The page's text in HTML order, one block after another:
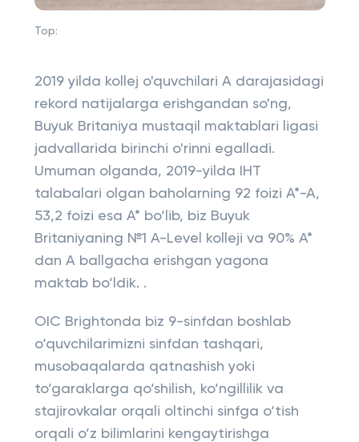
Top:
2019 yilda kollej o'quvchilari A darajasidagi
rekord natijalarga erishgandan so'ng,
Buyuk Britaniya mustaqil maktablari ligasi
jadvallarida birinchi o'rinni egalladi.
Umuman olganda, 2019-yilda IHT
talabalari olgan baholarning 92 foizi A*-A,
53,2 foizi esa A* bo‘lib, biz Buyuk
Britaniyaning №1 A-Level kolleji va 90% A*
dan A ballgacha erishgan yagona
maktab bo‘ldik. .
OIC Brightonda biz 9-sinfdan boshlab
o‘quvchilarimizni sinfdan tashqari,
musobaqalarda qatnashish yoki
to‘garaklarga qo‘shilish, ko‘ngillilik va
stajirovkalar orqali oltinchi sinfga o‘tish
orqali o‘z bilimlarini kengaytirishga